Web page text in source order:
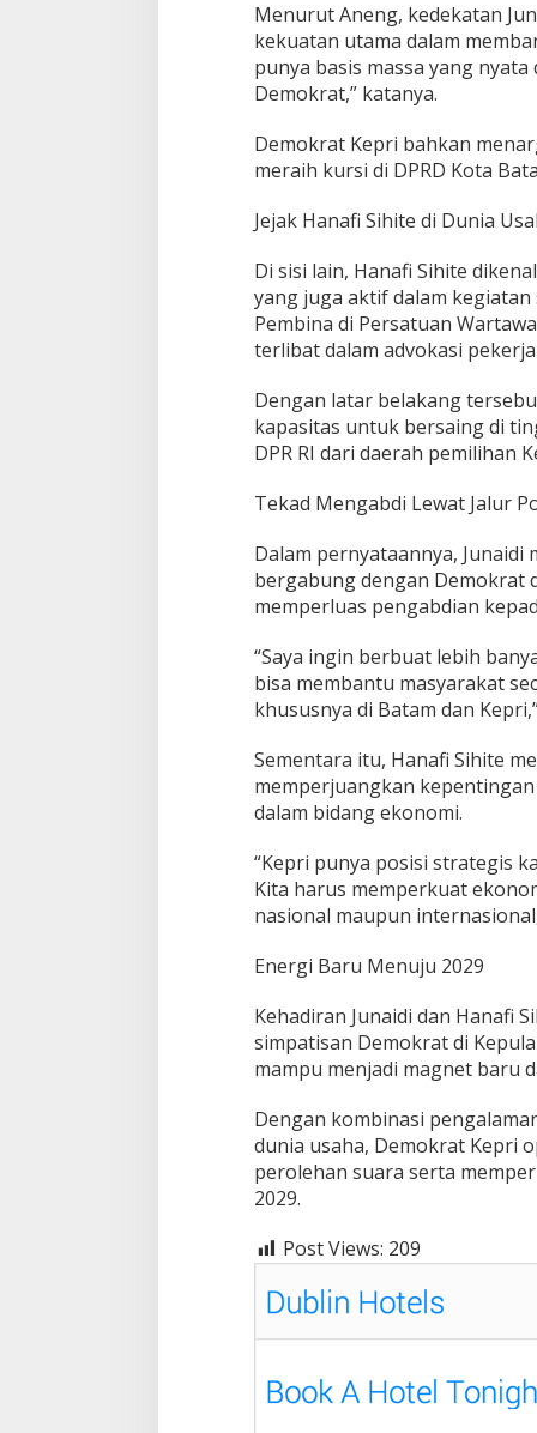
Menurut Aneng, kedekatan
kekuatan utama dalam
punya basis massa yang
Demokrat,” katanya.
Demokrat Kepri bahkan
meraih kursi di DPRD Kota
Jejak Hanafi Sihite di Dunia
Di sisi lain, Hanafi Sihite
yang juga aktif dalam
Pembina di Persatuan
terlibat dalam advokasi
Dengan latar belakang
kapasitas untuk bersaing di
DPR RI dari daerah pemilihan
Tekad Mengabdi Lewat Jalur
Dalam pernyataannya, Junaidi
bergabung dengan Demokrat
memperluas pengabdian
“Saya ingin berbuat lebih
bisa membantu masyarakat
khususnya di Batam dan
Sementara itu, Hanafi Sihite
memperjuangkan
dalam bidang ekonomi.
“Kepri punya posisi strategis
Kita harus memperkuat
nasional maupun
Energi Baru Menuju 2029
Kehadiran Junaidi dan Hanafi
simpatisan Demokrat di
mampu menjadi magnet baru
Dengan kombinasi
dunia usaha, Demokrat Kepri
perolehan suara serta
2029.
Post Views: 209